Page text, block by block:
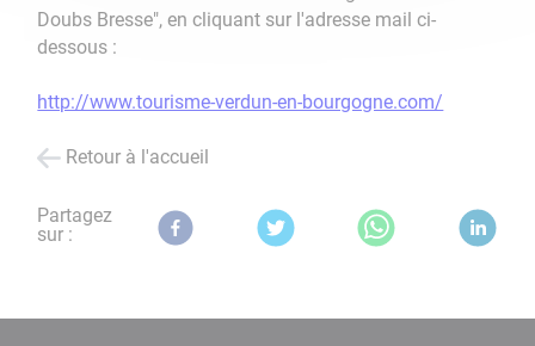
Doubs Bresse", en cliquant sur l'adresse mail ci-
dessous :
http://www.tourisme-verdun-en-bourgogne.com/
Retour à l'accueil
Partagez
sur :